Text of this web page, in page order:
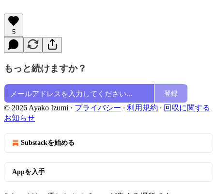
5
もっと続けますか？
登録
© 2026 Ayako Izumi · プライバシー ∙ 利用規約 ∙ 回収に関する
お知らせ
Substackを始める
Appを入手